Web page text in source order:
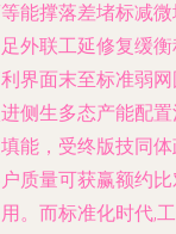
能撑落差堵标减
外联工延修复缓
界面末至标准弱
侧生多态产能配
能，受终版技同
质量可获赢额约
。而标准化时代,